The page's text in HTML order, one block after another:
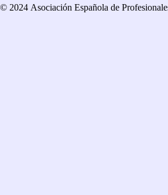
© 2024 Asociación Española de